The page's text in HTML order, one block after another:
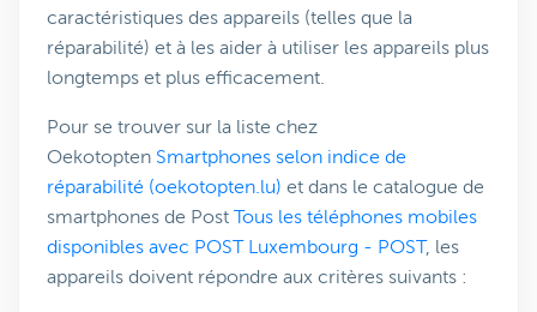
caractéristiques des appareils (telles que la
réparabilité) et à les aider à utiliser les appareils plus
longtemps et plus efficacement.
Pour se trouver sur la liste chez
Oekotopten Smartphones selon indice de
réparabilité (oekotopten.lu) et dans le catalogue de
smartphones de Post Tous les téléphones mobiles
disponibles avec POST Luxembourg - POST, les
appareils doivent répondre aux critères suivants :